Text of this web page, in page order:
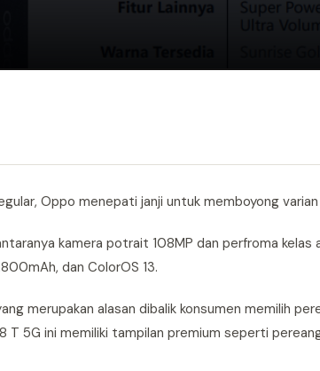
Oppo menepati janji untuk memboyong varian
kamera potrait 108MP dan perfroma kelas
dan ColorOS 13.
merupakan alasan dibalik konsumen memilih
T 5G ini memiliki tampilan premium seperti